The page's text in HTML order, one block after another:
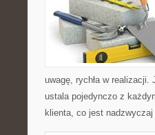
uwagę, rychła w
ustala pojedynczo z
klienta, co jest